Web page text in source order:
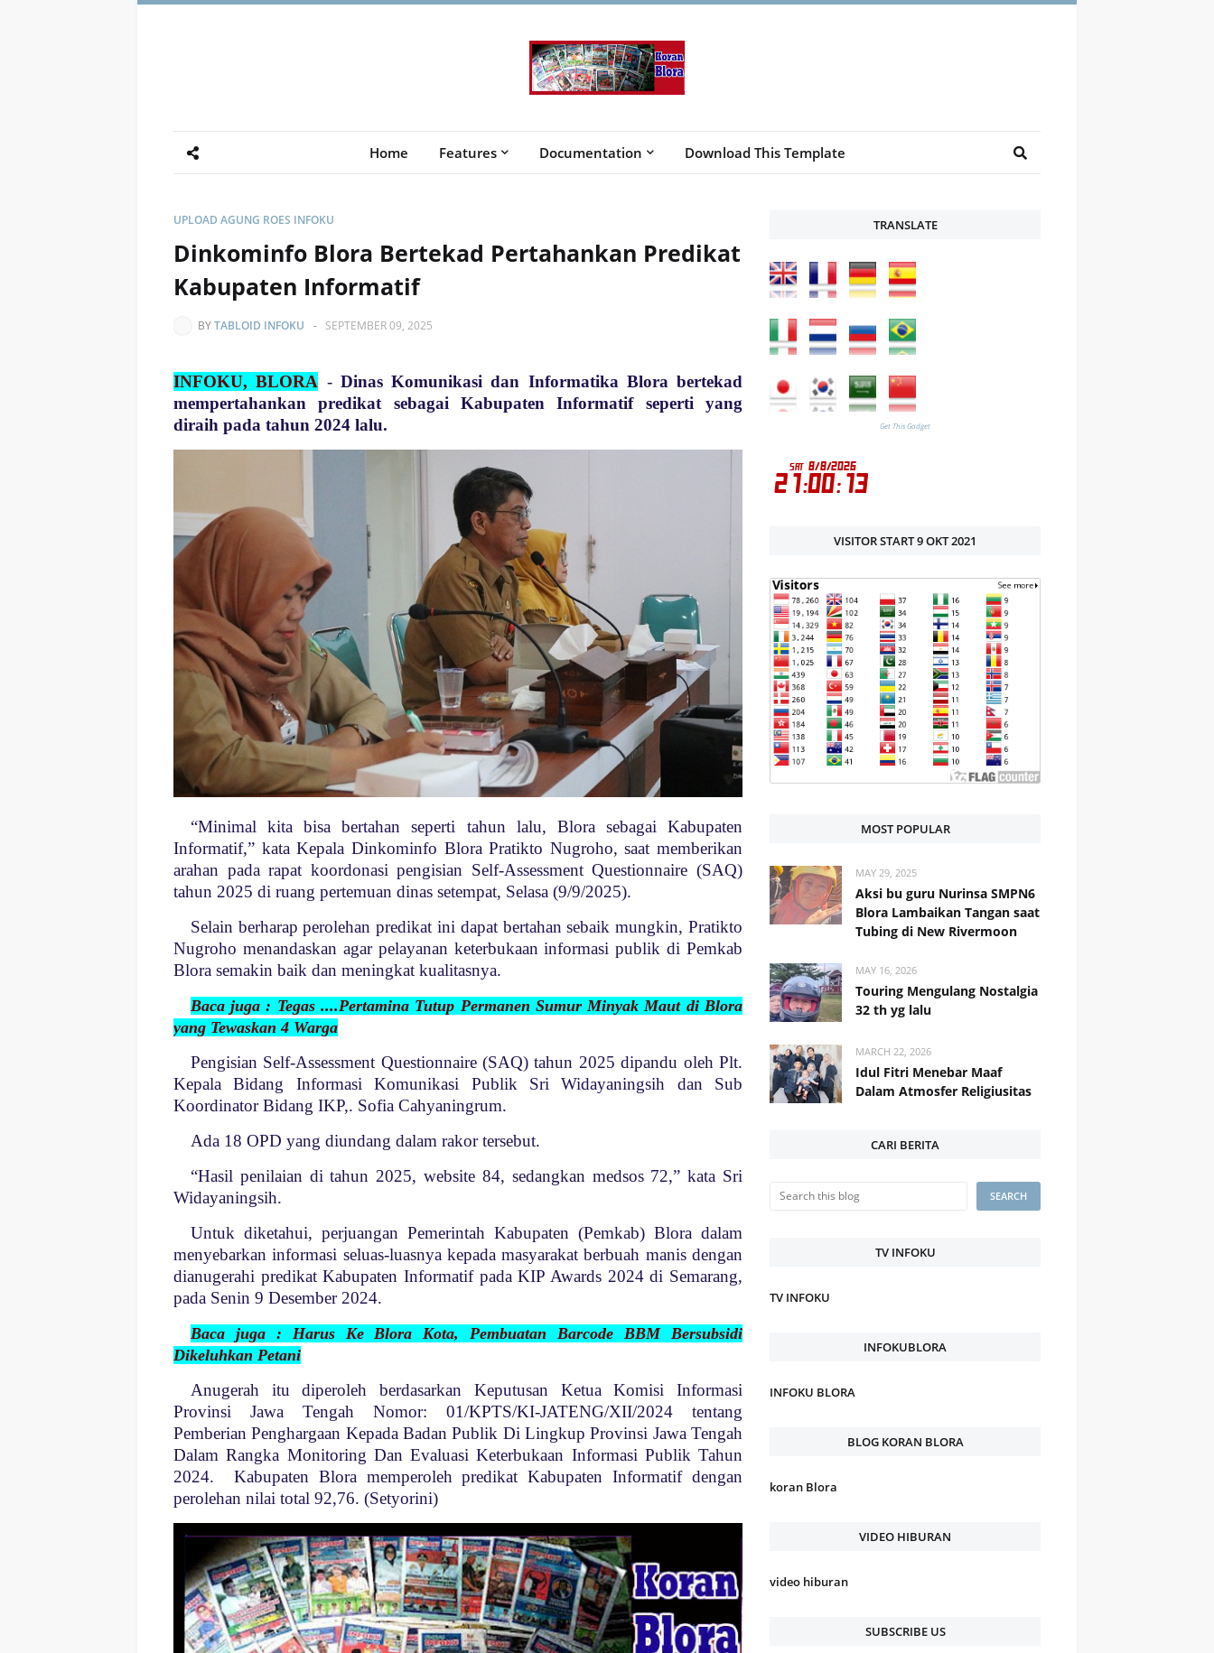
Home Features Documentation Download This Template
UPLOAD AGUNG ROES INFOKU
Dinkominfo Blora Bertekad Pertahankan Predikat
Kabupaten Informatif
BYTABLOID INFOKU - SEPTEMBER 09, 2025
INFOKU, BLORA - Dinas Komunikasi dan Informatika Blora bertekad
mempertahankan predikat sebagai Kabupaten Informatif seperti yang
diraih pada tahun 2024 lalu.
“Minimal kita bisa bertahan seperti tahun lalu, Blora sebagai Kabupaten
Informatif,” kata Kepala Dinkominfo Blora Pratikto Nugroho, saat memberikan
arahan pada rapat koordonasi pengisian Self-Assessment Questionnaire (SAQ)
tahun 2025 di ruang pertemuan dinas setempat, Selasa (9/9/2025).
Selain berharap perolehan predikat ini dapat bertahan sebaik mungkin, Pratikto
Nugroho menandaskan agar pelayanan keterbukaan informasi publik di Pemkab
Blora semakin baik dan meningkat kualitasnya.
Baca juga : Tegas ....Pertamina Tutup Permanen Sumur Minyak Maut di Blora
yang Tewaskan 4 Warga
Pengisian Self-Assessment Questionnaire (SAQ) tahun 2025 dipandu oleh Plt.
Kepala Bidang Informasi Komunikasi Publik Sri Widayaningsih dan Sub
Koordinator Bidang IKP,. Sofia Cahyaningrum.
Ada 18 OPD yang diundang dalam rakor tersebut.
“Hasil penilaian di tahun 2025, website 84, sedangkan medsos 72,” kata Sri
Widayaningsih.
Untuk diketahui, perjuangan Pemerintah Kabupaten (Pemkab) Blora dalam
menyebarkan informasi seluas-luasnya kepada masyarakat berbuah manis dengan
dianugerahi predikat Kabupaten Informatif pada KIP Awards 2024 di Semarang,
pada Senin 9 Desember 2024.
Baca juga : Harus Ke Blora Kota, Pembuatan Barcode BBM Bersubsidi
Dikeluhkan Petani
Anugerah itu diperoleh berdasarkan Keputusan Ketua Komisi Informasi
Provinsi Jawa Tengah Nomor: 01/KPTS/KI-JATENG/XII/2024 tentang
Pemberian Penghargaan Kepada Badan Publik Di Lingkup Provinsi Jawa Tengah
Dalam Rangka Monitoring Dan Evaluasi Keterbukaan Informasi Publik Tahun
2024. Kabupaten Blora memperoleh predikat Kabupaten Informatif dengan
perolehan nilai total 92,76. (Setyorini)
TRANSLATE
Get This Gadget
VISITOR START 9 OKT 2021
MOST POPULAR
MAY 29, 2025
Aksi bu guru Nurinsa SMPN6
Blora Lambaikan Tangan saat
Tubing di New Rivermoon
MAY 16, 2026
Touring Mengulang Nostalgia
32 th yg lalu
MARCH 22, 2026
Idul Fitri Menebar Maaf
Dalam Atmosfer Religiusitas
CARI BERITA
TV INFOKU
TV INFOKU
INFOKUBLORA
INFOKU BLORA
BLOG KORAN BLORA
koran Blora
VIDEO HIBURAN
video hiburan
SUBSCRIBE US